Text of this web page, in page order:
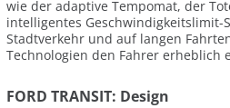
wie der adaptive Tempomat, der
intelligentes Geschwindigkeitslimit-
Stadtverkehr und auf langen
Technologien den Fahrer erheblich
FORD TRANSIT: Design